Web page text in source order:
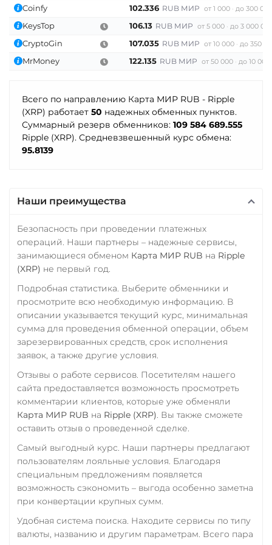
Coinfy 102.336 RUB МИР от 1 000 до 300 000
KeysTop 106.13 RUB МИР от 5 000 до 3 000
CryptoGin 107.035 RUB МИР от 10 000 до 350
MrMoney 122.135 RUB МИР от 50 000 до 10
Всего по направлению Карта МИР RUB - Ripple
(XRP) работает 50 надежных обменных пунктов.
Суммарный резерв обменников: 109 584 689.555
Ripple (XRP). Средневзвешенный курс обмена:
95.8139
Наши преимущества
Безопасность при проведении платежных
операций. Наши партнеры – надежные сервисы,
занимающиеся обменом Карта МИР RUB на Ripple
(XRP) не первый год.
Подробная статистика. Выберите обменники и
просмотрите всю необходимую информацию. В
описании указывается текущий курс, минимальная
сумма для проведения обменной операции, объем
зарезервированных средств, срок исполнения
заявок, а также другие условия.
Отзывы о работе сервисов. Посетителям нашего
сайта предоставляется возможность просмотреть
комментарии клиентов, которые уже обменяли
Карта МИР RUB на Ripple (XRP). Вы также сможете
оставить отзыв о проведенной сделке.
Самый выгодный курс. Наши партнеры предлагают
пользователям лояльные условия. Благодаря
специальным предложениям появляется
возможность сэкономить – выгода особенно заметна
при конвертации крупных сумм.
Удобная система поиска. Находите сервисы по типу
валюты, названию и другим параметрам. Всего пара